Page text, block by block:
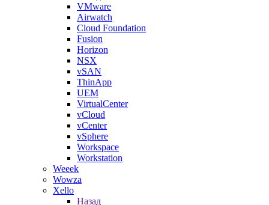
VMware
Airwatch
Cloud Foundation
Fusion
Horizon
NSX
vSAN
ThinApp
UEM
VirtualCenter
vCloud
vCenter
vSphere
Workspace
Workstation
Weeek
Wowza
Xello
Назад